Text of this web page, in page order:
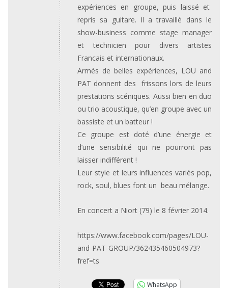
expériences en groupe, puis laissé et
repris sa guitare. Il a travaillé dans le
show-business comme stage manager
et technicien pour divers artistes
Francais et internationaux.
Armés de belles expériences, LOU and
PAT donnent des frissons lors de leurs
prestations scéniques. Aussi bien en duo
ou trio acoustique, qu’en groupe avec un
bassiste et un batteur !
Ce groupe est doté d’une énergie et
d’une sensibilité qui ne pourront pas
laisser indifférent !
Leur style et leurs influences variés pop,
rock, soul, blues font un beau mélange.
En concert a Niort (79) le 8 février 2014.
https://www.facebook.com/pages/LOU-
and-PAT-GROUP/362435460504973?
fref=ts
WhatsApp